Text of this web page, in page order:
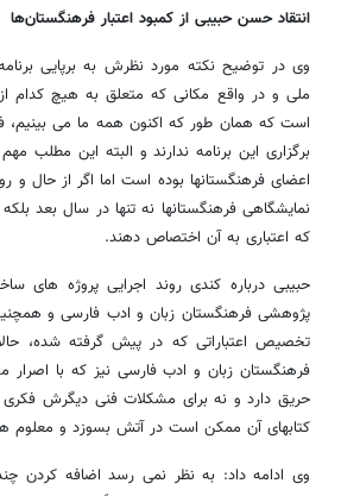
انتقاد حسن حبیبی از کمبود اعتبار فرهنگستان‌ها
وی در توضیح نکته مورد نظرش به برپایی
ملی و در واقع مکانی که متعلق به هیچ کدام
است که همان طور که اکنون همه ما می
برگزاری این برنامه ندارند و البته این
اعضای فرهنگستانها بوده است اما اگر از حال
نمایشگاهی فرهنگستانها نه تنها در سال بعد
که اعتباری به آن اختصاص دهند.
حبیبی درباره کندی روند اجرایی پروژه های
پژوهشی فرهنگستان زبان و ادب فارسی و
تخصیص اعتباراتی که در پیش گرفته شده، حالا
فرهنگستان زبان و ادب فارسی نیز که با
حریق دارد و نه برای مشکلات فنی دیگرش
کتابهای آن ممکن است در آتش بسوزد و
وی ادامه داد: به نظر نمی رسد اضافه کردن چند